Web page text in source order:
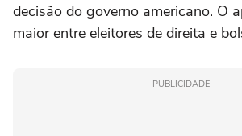
decisão do governo americano. O
maior entre eleitores de direita e
PUBLICIDADE